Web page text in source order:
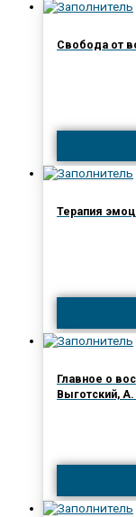
Свобода от
Терапия
Главное о